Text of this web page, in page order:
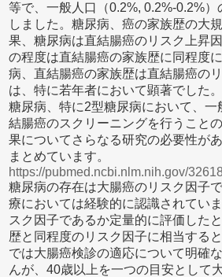
等で、一般人口（0.2%, 0.2%-0.2%）
しました。糖尿病、癌の家族歴の大
果、糖尿病は直結腸癌のリスク上昇
の程度は直結腸癌の家族歴に同程度
病、直結腸癌の家族歴は直結腸癌の
は、特に若年者において顕著でした
糖尿病、特に2型糖尿病において、一
結腸癌のスクリーニングを行うこと
果についてさらなる研究の必要性が
まとめています。
https://pubmed.ncbi.nlm.nih.gov/
糖尿病の存在は大腸癌のリスク因子
療においては経験的に認識されてい
スク因子であるか定量的に評価した
歴と同程度のリスク因子に相当する
では大腸癌検診の適応について明確
んが、40歳以上を一つの目安として